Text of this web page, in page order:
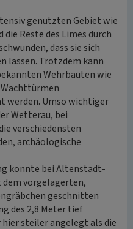
genutzten Gebiet wie
Reste des Limes durch
dass sie sich
lassen. Trotzdem kann
Wehrbauten wie
werden. Umso wichtiger
Wetterau, bei
verschiedensten
archäologische
konnte bei Altenstadt-
dem vorgelagerten,
geschnitten
des 2,8 Meter tief
steiler angelegt als die